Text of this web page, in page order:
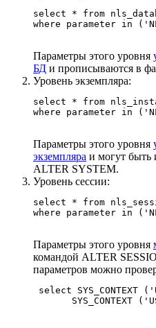
select * from
where parameter in
Параметры этого уровня
БД и прописываются в
Уровень экземпляра:
select * from
where parameter in
Параметры этого уровня
экземпляра и могут
ALTER SYSTEM.
Уровень сессии:
select * from
where parameter in
Параметры этого уровня
командой ALTER
параметров можно
select SYS_CONTEXT
SYS_CONTEXT